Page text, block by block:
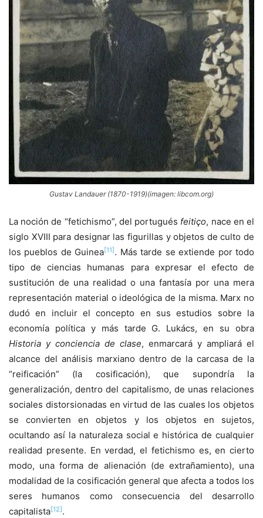
Gustav Landauer (1870-1919)(imagen: libcom.org)
La noción de “fetichismo”, del portugués feitiço, nace en el
siglo XVIII para designar las figurillas y objetos de culto de
los pueblos de Guinea[11]. Más tarde se extiende por todo
tipo de ciencias humanas para expresar el efecto de
sustitución de una realidad o una fantasía por una mera
representación material o ideológica de la misma. Marx no
dudó en incluir el concepto en sus estudios sobre la
economía política y más tarde G. Lukács, en su obra
Historia y conciencia de clase, enmarcará y ampliará el
alcance del análisis marxiano dentro de la carcasa de la
“reificación” (la cosificación), que supondría la
generalización, dentro del capitalismo, de unas relaciones
sociales distorsionadas en virtud de las cuales los objetos
se convierten en objetos y los objetos en sujetos,
ocultando así la naturaleza social e histórica de cualquier
realidad presente. En verdad, el fetichismo es, en cierto
modo, una forma de alienación (de extrañamiento), una
modalidad de la cosificación general que afecta a todos los
seres humanos como consecuencia del desarrollo
capitalista[12].